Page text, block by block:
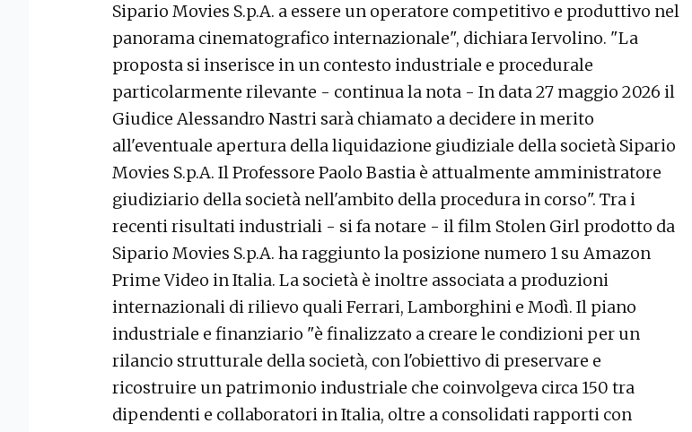
Sipario Movies S.p.A. a essere un operatore competitivo e produttivo nel
panorama cinematografico internazionale", dichiara Iervolino. "La
proposta si inserisce in un contesto industriale e procedurale
particolarmente rilevante - continua la nota - In data 27 maggio 2026 il
Giudice Alessandro Nastri sarà chiamato a decidere in merito
all'eventuale apertura della liquidazione giudiziale della società Sipario
Movies S.p.A. Il Professore Paolo Bastia è attualmente amministratore
giudiziario della società nell'ambito della procedura in corso". Tra i
recenti risultati industriali - si fa notare - il film Stolen Girl prodotto da
Sipario Movies S.p.A. ha raggiunto la posizione numero 1 su Amazon
Prime Video in Italia. La società è inoltre associata a produzioni
internazionali di rilievo quali Ferrari, Lamborghini e Modì. Il piano
industriale e finanziario "è finalizzato a creare le condizioni per un
rilancio strutturale della società, con l'obiettivo di preservare e
ricostruire un patrimonio industriale che coinvolgeva circa 150 tra
dipendenti e collaboratori in Italia, oltre a consolidati rapporti con